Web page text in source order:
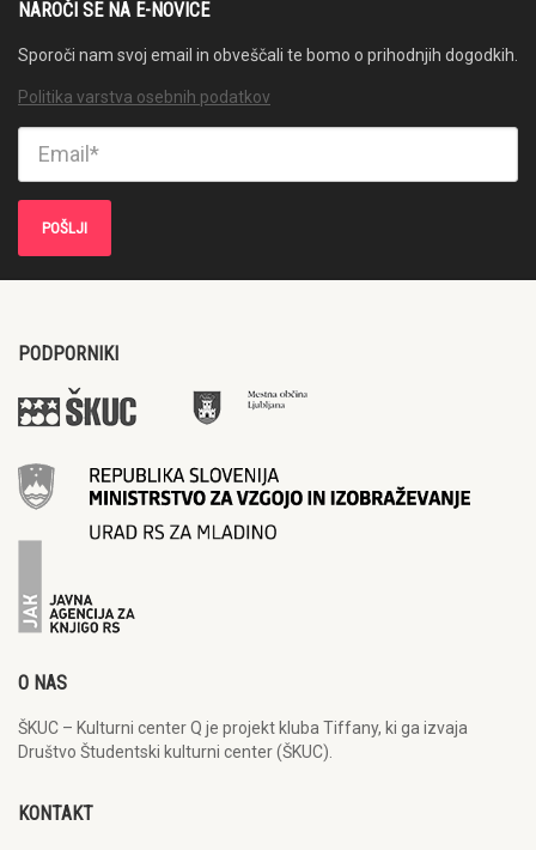
NAROČI SE NA E-NOVICE
Sporoči nam svoj email in obveščali te bomo o prihodnjih dogodkih.
Politika varstva osebnih podatkov
PODPORNIKI
O NAS
ŠKUC – Kulturni center Q je projekt kluba Tiffany, ki ga izvaja
Društvo Študentski kulturni center (ŠKUC).
KONTAKT